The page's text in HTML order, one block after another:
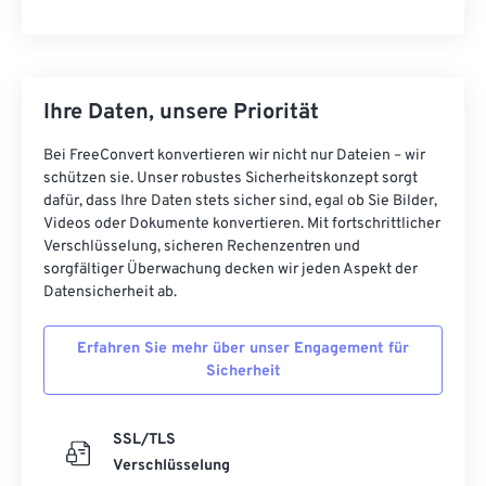
Ihre Daten, unsere Priorität
Bei FreeConvert konvertieren wir nicht nur Dateien – wir
schützen sie. Unser robustes Sicherheitskonzept sorgt
dafür, dass Ihre Daten stets sicher sind, egal ob Sie Bilder,
Videos oder Dokumente konvertieren. Mit fortschrittlicher
Verschlüsselung, sicheren Rechenzentren und
sorgfältiger Überwachung decken wir jeden Aspekt der
Datensicherheit ab.
Erfahren Sie mehr über unser Engagement für
Sicherheit
SSL/TLS
Verschlüsselung